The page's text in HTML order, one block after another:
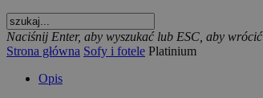
Naciśnij Enter, aby wyszukać lub ESC, aby wrócić
Strona główna Sofy i fotele Platinium
Opis